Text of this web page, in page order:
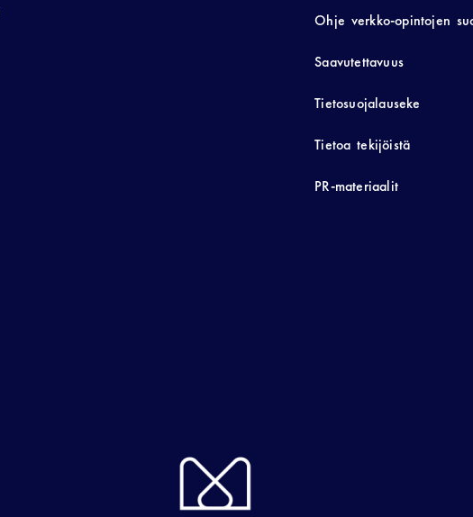
Ohje verkko-opintojen
Saavutettavuus
Tietosuojalauseke
Tietoa tekijöistä
PR-materiaalit